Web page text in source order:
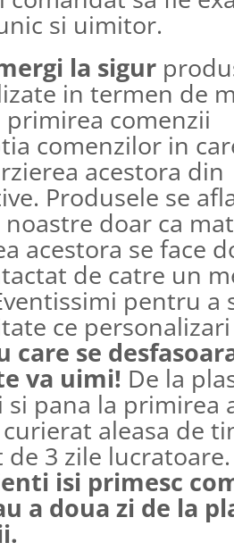
si uimitor.
la sigur
in termen de
primirea comenzii
comenzilor in
acestora din
Produsele se
doar ca
acestora se face
de catre un
pentru a
ce
care se
va uimi! De la
si pana la primirea
aleasa de
3 zile lucratoare.
isi primesc
a doua zi de la